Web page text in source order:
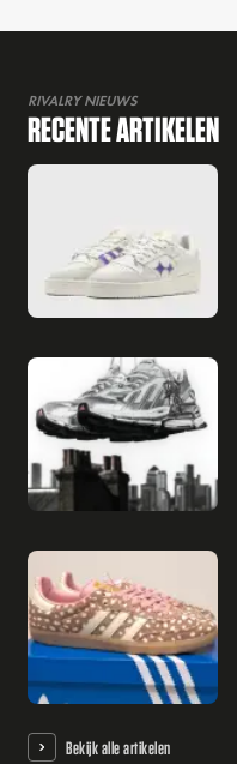
RIVALRY NIEUWS
RECENTE ARTIKELEN
Bekijk alle artikelen